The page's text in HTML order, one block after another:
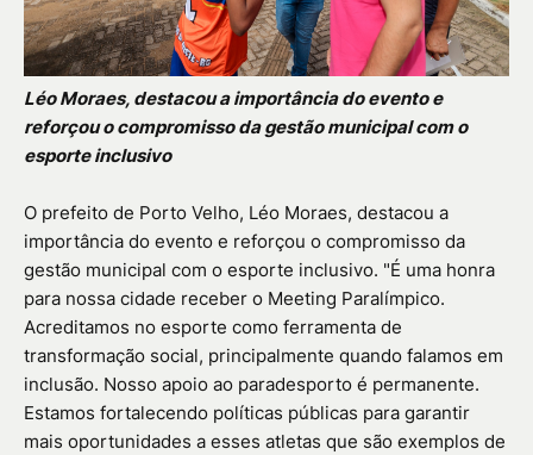
Léo Moraes, destacou a importância do evento e
reforçou o compromisso da gestão municipal com o
esporte inclusivo
O prefeito de Porto Velho, Léo Moraes, destacou a
importância do evento e reforçou o compromisso da
gestão municipal com o esporte inclusivo. "É uma honra
para nossa cidade receber o Meeting Paralímpico.
Acreditamos no esporte como ferramenta de
transformação social, principalmente quando falamos em
inclusão. Nosso apoio ao paradesporto é permanente.
Estamos fortalecendo políticas públicas para garantir
mais oportunidades a esses atletas que são exemplos de